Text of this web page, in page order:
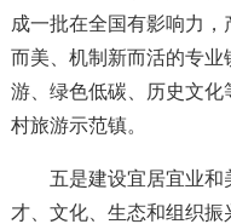
成一批在全国有影响力
而美、机制新而活的专
游、绿色低碳、历史文
村旅游示范镇。
五是建设宜居宜业和
才、文化、生态和组织